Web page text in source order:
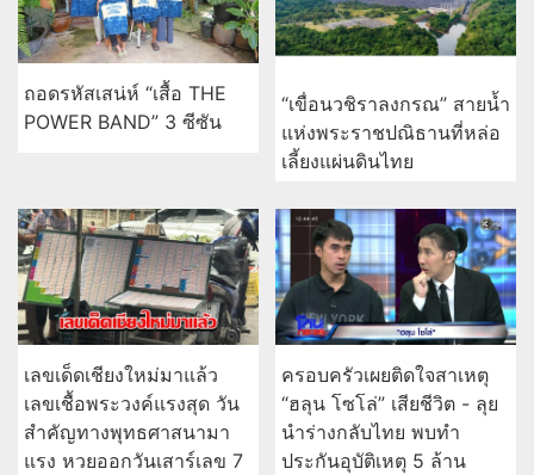
ถอดรหัสเสน่ห์ “เสื้อ THE
POWER BAND” 3 ซีซัน
“เขื่อนวชิราลงกรณ” สายน้ำ
แห่งพระราชปณิธานที่หล่อ
เลี้ยงแผ่นดินไทย
เลขเด็ดเชียงใหม่มาแล้ว
เลขเชื้อพระวงค์แรงสุด วัน
สำคัญทางพุทธศาสนามา
แรง หวยออกวันเสาร์เลข 7
ครอบครัวเผยติดใจสาเหตุ
“ฮลุน โซโล่” เสียชีวิต - ลุย
นำร่างกลับไทย พบทำ
ประกันอุบัติเหตุ 5 ล้าน